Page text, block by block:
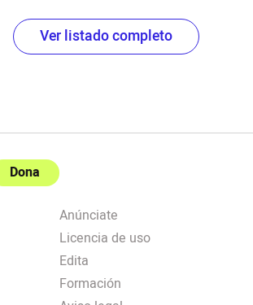
Ver listado completo
Dona
Anúnciate
Licencia de uso
Edita
Formación